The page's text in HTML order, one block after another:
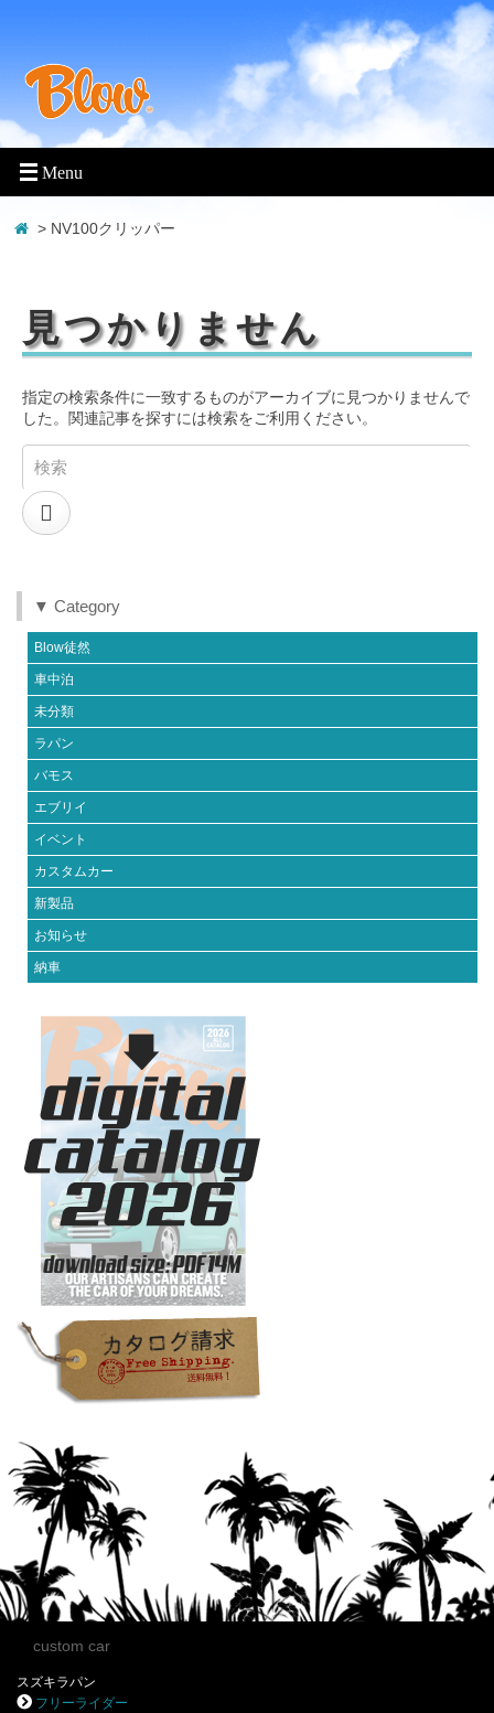
> NV100クリッパー
見つかりません
指定の検索条件に一致するものがアーカイブに見つかりませんで
した。関連記事を探すには検索をご利用ください。
▼ Category
Blow徒然
車中泊
未分類
ラパン
バモス
エブリイ
イベント
カスタムカー
新製品
お知らせ
納車
custom car
スズキラパン
フリーライダー